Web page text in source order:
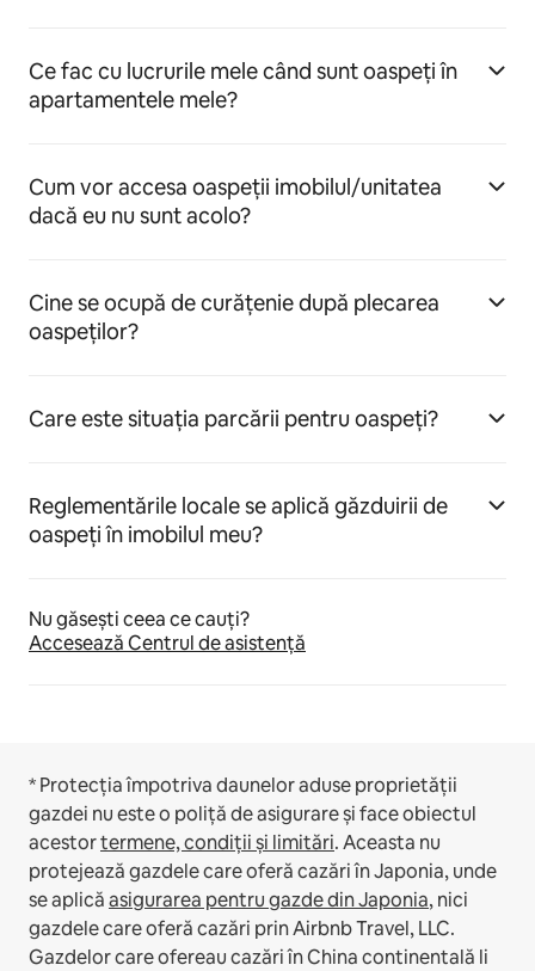
Ce fac cu lucrurile mele când sunt oaspeți în
apartamentele mele?
Cum vor accesa oaspeții imobilul/unitatea
dacă eu nu sunt acolo?
Cine se ocupă de curățenie după plecarea
oaspeților?
Care este situația parcării pentru oaspeți?
Reglementările locale se aplică găzduirii de
oaspeți în imobilul meu?
Nu găsești ceea ce cauți?
Accesează Centrul de asistență
* Protecția împotriva daunelor aduse proprietății
gazdei nu este o poliță de asigurare și face obiectul
acestortermene, condiții și limitări.Aceasta nu
protejează gazdele care oferă cazări în Japonia, unde
se aplicăasigurarea pentru gazde din Japonia, nici
gazdele care oferă cazări prin Airbnb Travel, LLC.
Gazdelor care ofereau cazări în China continentală li